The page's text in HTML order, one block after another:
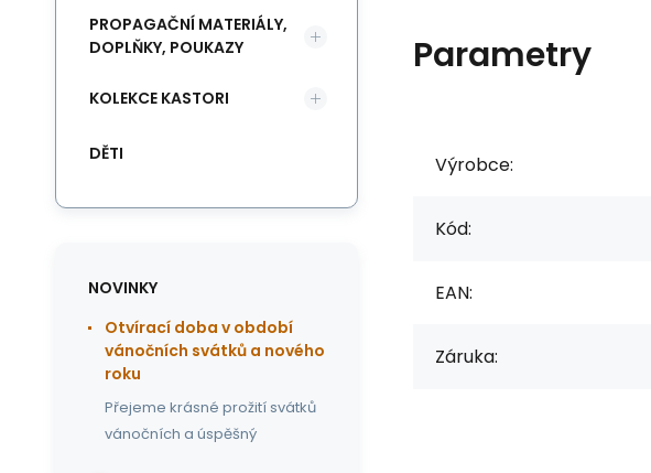
Parametry
Výrobce:
Kód:
EAN:
Záruka:
PROPAGAČNÍ MATERIÁLY,
DOPLŇKY, POUKAZY
KOLEKCE KASTORI
DĚTI
NOVINKY
Otvírací doba v období
vánočních svátků a nového
roku
Přejeme krásné prožití svátků
vánočních a úspěšný